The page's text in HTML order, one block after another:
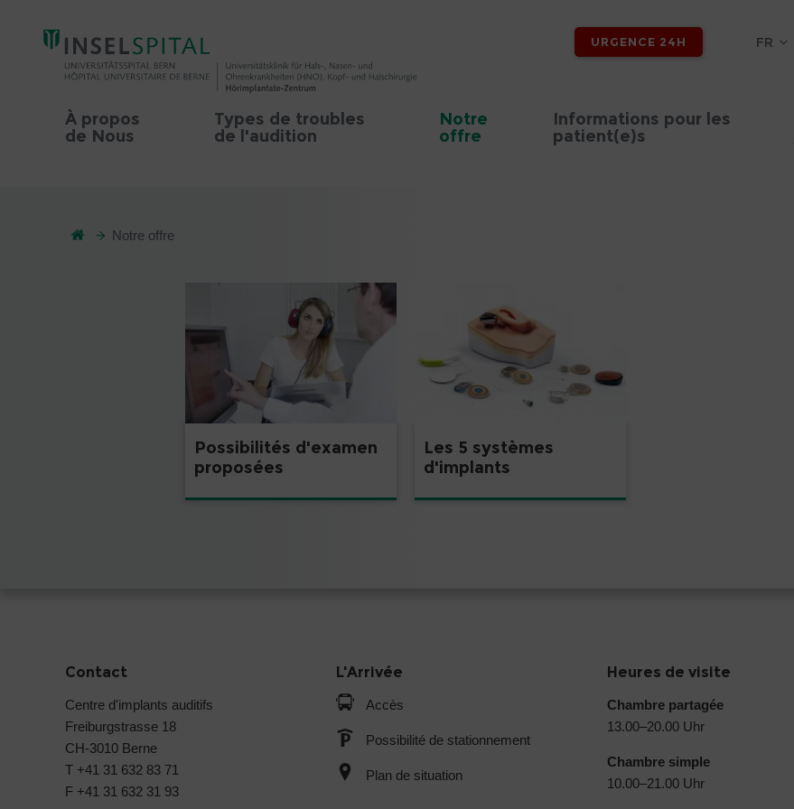
URGENCE 24H FR
À propos
de Nous
Types de troubles
de l'audition
Notre
offre
Informations pour les
patient(e)s
Notre offre
Possibilités d'examen
proposées
Les 5 systèmes
d'implants
Contact
Centre d'implants auditifs
Freiburgstrasse 18
CH-3010 Berne
T +41 31 632 83 71
F +41 31 632 31 93
L'Arrivée
Accès
Possibilité de stationnement
Plan de situation
Heures de visite
Chambre partagée
13.00–20.00 Uhr
Chambre simple
10.00–21.00 Uhr